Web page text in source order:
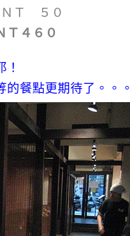
５０
６０
餐點更期待了。。。